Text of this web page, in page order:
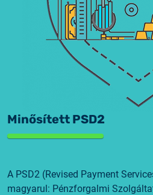
Minősített PSD2
A PSD2 (Revised Payment
magyarul: Pénzforgalmi